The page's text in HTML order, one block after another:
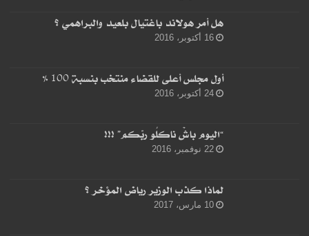
هل أمر هولاند باغتيال بلعيد والبراهمي ؟
16 أكتوبر، 2016
أول مجلس أعلى للقضاء منتخب بنسبة 100 %
24 أكتوبر، 2016
“اليوم باشْ ناكلُو ربّكم” !!!
22 نوفمبر، 2016
لماذا كذب الوزير رياض المؤخر ؟
10 مارس، 2017